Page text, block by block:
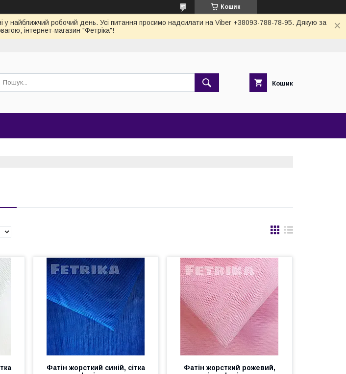
Кошик
у найближчий робочий день. Усі питання просимо надсилати на Viber +38093-788-78-95. Дякую за
інтернет-магазин "Фетріка"!
Кошик
Фатін жорсткий синій, сітка
Фатін жорсткий рожевий,